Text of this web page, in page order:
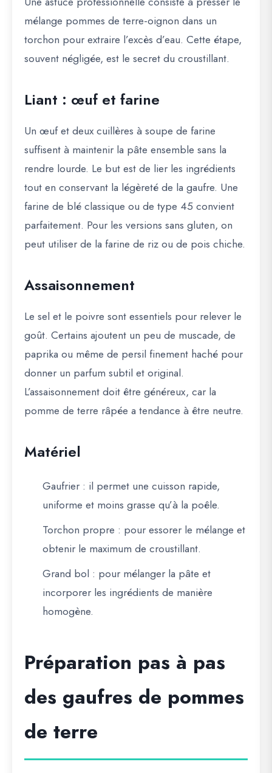
mélange pommes de terre-oignon dans un
torchon pour extraire l’excès d’eau. Cette étape,
souvent négligée, est le secret du croustillant.
Liant : œuf et farine
Un œuf et deux cuillères à soupe de farine
suffisent à maintenir la pâte ensemble sans la
rendre lourde. Le but est de lier les ingrédients
tout en conservant la légèreté de la gaufre. Une
farine de blé classique ou de type 45 convient
parfaitement. Pour les versions sans gluten, on
peut utiliser de la farine de riz ou de pois chiche.
Assaisonnement
Le sel et le poivre sont essentiels pour relever le
goût. Certains ajoutent un peu de muscade, de
paprika ou même de persil finement haché pour
donner un parfum subtil et original.
L’assaisonnement doit être généreux, car la
pomme de terre râpée a tendance à être neutre.
Matériel
Gaufrier : il permet une cuisson rapide,
uniforme et moins grasse qu’à la poêle.
Torchon propre : pour essorer le mélange et
obtenir le maximum de croustillant.
Grand bol : pour mélanger la pâte et
incorporer les ingrédients de manière
homogène.
Préparation pas à pas
des gaufres de pommes
de terre